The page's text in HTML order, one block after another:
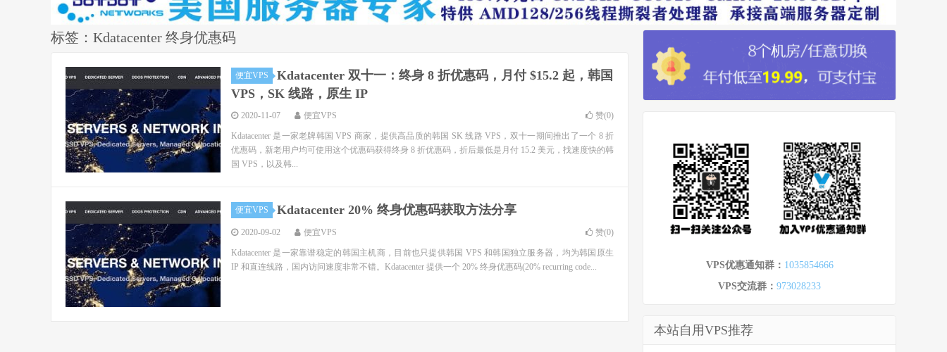
标签：Kdatacenter 终身优惠码
便宜VPS
Kdatacenter 双十一：终身 8 折优惠码，月付 $15.2 起，韩国
VPS，SK 线路，原生 IP
2020-11-07 便宜VPS 赞(0)
Kdatacenter 是一家老牌韩国 VPS 商家，提供高品质的韩国 SK 线路 VPS，双十一期间推出了一个 8 折
优惠码，新老用户均可使用这个优惠码获得终身 8 折优惠码，折后最低是月付 15.2 美元，找速度快的韩
国 VPS，以及韩...
便宜VPS Kdatacenter 20% 终身优惠码获取方法分享
2020-09-02 便宜VPS 赞(0)
Kdatacenter 是一家靠谱稳定的韩国主机商，目前也只提供韩国 VPS 和韩国独立服务器，均为韩国原生
IP 和直连线路，国内访问速度非常不错。Kdatacenter 提供一个 20% 终身优惠码(20% recurring code...
VPS优惠通知群： 1035854666
VPS交流群： 973028233
本站自用VPS推荐